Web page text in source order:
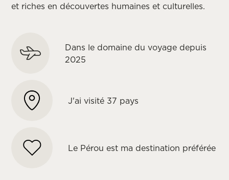
et riches en découvertes humaines et culturelles.
Dans le domaine du voyage depuis
2025
J'ai visité 37 pays
Le Pérou est ma destination préférée